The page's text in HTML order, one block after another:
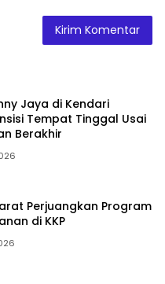
Jaya di Kendari
Tempat Tinggal Usai
Berakhir
Perjuangkan Program
di KKP